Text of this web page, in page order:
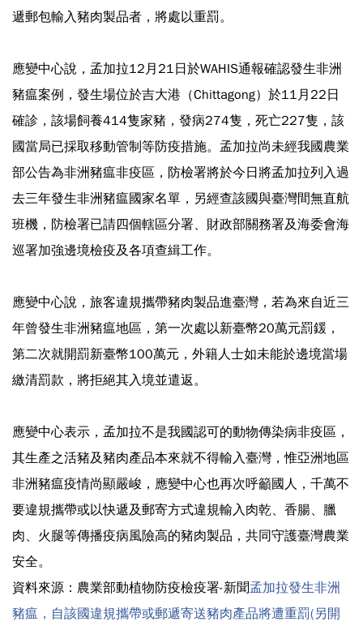
遞郵包輸入豬肉製品者，將處以重罰。
應變中心說，孟加拉12月21日於WAHIS通報確認發生非洲
豬瘟案例，發生場位於吉大港（Chittagong）於11月22日
確診，該場飼養414隻家豬，發病274隻，死亡227隻，該
國當局已採取移動管制等防疫措施。孟加拉尚未經我國農業
部公告為非洲豬瘟非疫區，防檢署將於今日將孟加拉列入過
去三年發生非洲豬瘟國家名單，另經查該國與臺灣間無直航
班機，防檢署已請四個轄區分署、財政部關務署及海委會海
巡署加強邊境檢疫及各項查緝工作。
應變中心說，旅客違規攜帶豬肉製品進臺灣，若為來自近三
年曾發生非洲豬瘟地區，第一次處以新臺幣20萬元罰鍰，
第二次就開罰新臺幣100萬元，外籍人士如未能於邊境當場
繳清罰款，將拒絕其入境並遣返。
應變中心表示，孟加拉不是我國認可的動物傳染病非疫區，
其生產之活豬及豬肉產品本來就不得輸入臺灣，惟亞洲地區
非洲豬瘟疫情尚顯嚴峻，應變中心也再次呼籲國人，千萬不
要違規攜帶或以快遞及郵寄方式違規輸入肉乾、香腸、臘
肉、火腿等傳播疫病風險高的豬肉製品，共同守護臺灣農業
安全。
資料來源：農業部動植物防疫檢疫署-新聞孟加拉發生非洲
豬瘟，自該國違規攜帶或郵遞寄送豬肉產品將遭重罰(另開